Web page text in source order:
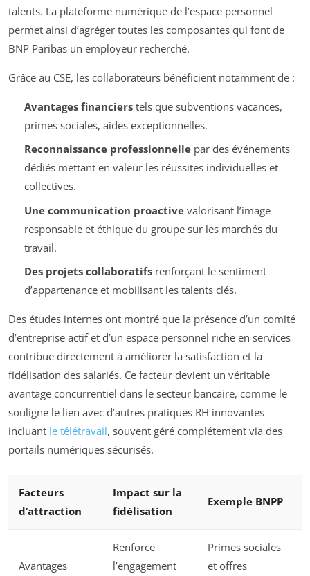
talents. La plateforme numérique de l’espace personnel
permet ainsi d’agréger toutes les composantes qui font de
BNP Paribas un employeur recherché.
Grâce au CSE, les collaborateurs bénéficient notamment de :
Avantages financierstels que subventions vacances,
primes sociales, aides exceptionnelles.
Reconnaissance professionnellepar des événements
dédiés mettant en valeur les réussites individuelles et
collectives.
Une communication proactivevalorisant l’image
responsable et éthique du groupe sur les marchés du
travail.
Des projets collaboratifsrenforçant le sentiment
d’appartenance et mobilisant les talents clés.
Des études internes ont montré que la présence d’un comité
d’entreprise actif et d’un espace personnel riche en services
contribue directement à améliorer la satisfaction et la
fidélisation des salariés. Ce facteur devient un véritable
avantage concurrentiel dans le secteur bancaire, comme le
souligne le lien avec d’autres pratiques RH innovantes
incluant le télétravail, souvent géré complétement via des
portails numériques sécurisés.
Facteurs
d’attraction
Impact sur la
fidélisation
Exemple BNPP
Avantages
Renforce
l’engagement
Primes sociales
et offres